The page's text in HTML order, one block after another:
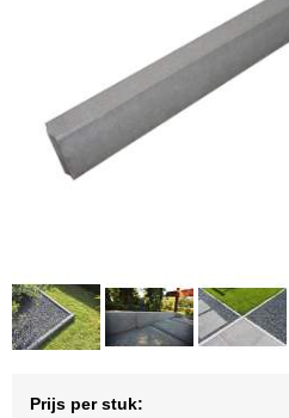
Prijs per stuk: